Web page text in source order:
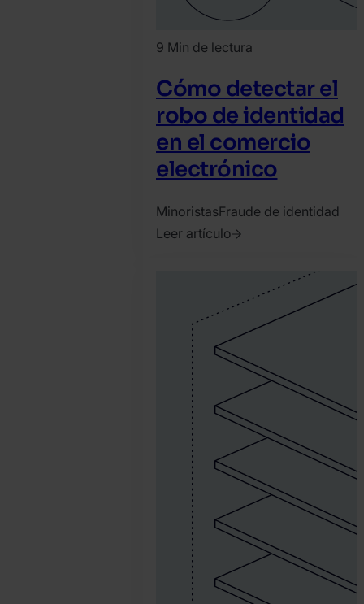
9 Min de lectura
Cómo detectar el
robo de identidad
en el comercio
electrónico
MinoristasFraude de identidad
Leer artículo
Bence
Jendruszak